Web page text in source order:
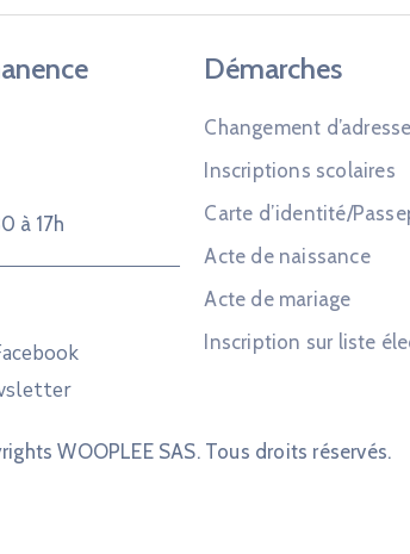
à 17h
Démarches
Changement d’adresse
Inscriptions scolaires
Carte d’identité/
Acte de naissance
Acte de mariage
Inscription sur liste
WOOPLEE SAS. Tous droits réservés.